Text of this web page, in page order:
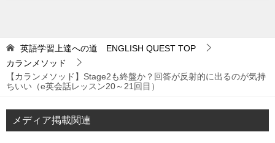
英語学習上達への道 ENGLISH QUEST TOP
カランメソッド
【カランメソッド】Stage2も終盤か？回答が反射的に出るのが気持
ちいい（e英会話レッスン20～21回目）
メディア掲載関連